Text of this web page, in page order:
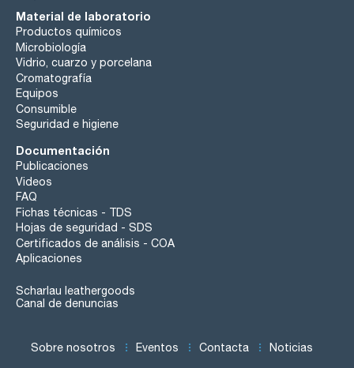
Material de laboratorio
Productos químicos
Microbiología
Vidrio, cuarzo y porcelana
Cromatografía
Equipos
Consumible
Seguridad e higiene
Documentación
Publicaciones
Videos
FAQ
Fichas técnicas - TDS
Hojas de seguridad - SDS
Certificados de análisis - COA
Aplicaciones
Scharlau leathergoods
Canal de denuncias
Sobre nosotros Eventos Contacta Noticias